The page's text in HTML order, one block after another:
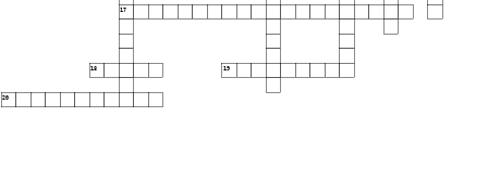
17
18 19
20